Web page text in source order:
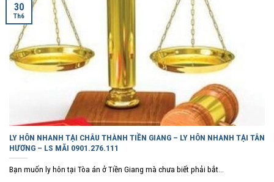
LY HÔN NHANH TẠI CHÂU THÀNH TIỀN GIANG – LY HÔN NHANH TẠI TÂN
HƯƠNG – LS MÃI 0901.276.111
Bạn muốn ly hôn tại Tòa án ở Tiền Giang mà chưa biết phải bắt...
30
Th6